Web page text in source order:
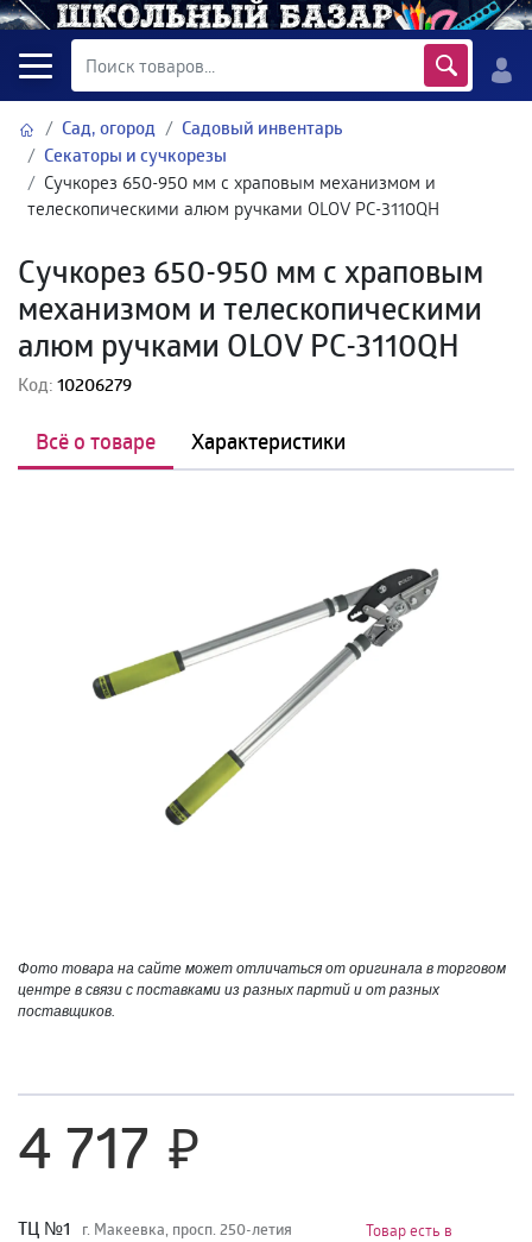
Сад, огород
Садовый инвентарь
Секаторы и сучкорезы
Сучкорез 650-950 мм с храповым механизмом и
телескопическими алюм ручками OLOV PC-3110QH
Сучкорез 650-950 мм с храповым
механизмом и телескопическими
алюм ручками OLOV PC-3110QH
Код:10206279
Всё о товаре Характеристики
Фото товара на сайте может отличаться от оригинала в торговом
центре в связи с поставками из разных партий и от разных
поставщиков.
4 717
TЦ №1
г. Макеевка, просп. 250-летия
Товар есть в